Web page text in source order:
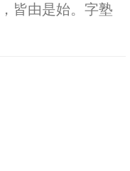
皆由是始。字塾